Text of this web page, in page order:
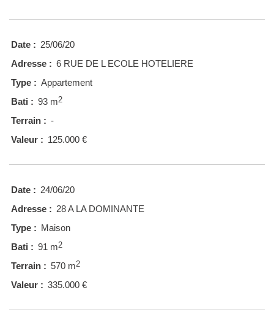
Date : 25/06/20
Adresse : 6 RUE DE L ECOLE HOTELIERE
Type : Appartement
Bati : 93 m2
Terrain : -
Valeur : 125.000 €
Date : 24/06/20
Adresse : 28 A LA DOMINANTE
Type : Maison
Bati : 91 m2
Terrain : 570 m2
Valeur : 335.000 €